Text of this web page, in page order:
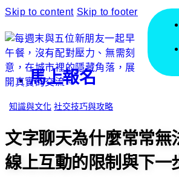
Skip to content Skip to footer
馬上報名
知識與文化 社交技巧與攻略
文字聊天為什麼常常無
線上互動的限制與下一